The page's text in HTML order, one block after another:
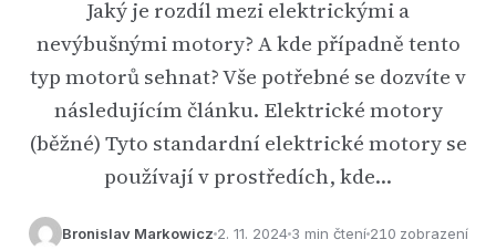
Jaký je rozdíl mezi elektrickými a
nevýbušnými motory? A kde případně tento
typ motorů sehnat? Vše potřebné se dozvíte v
následujícím článku. Elektrické motory
(běžné) Tyto standardní elektrické motory se
používají v prostředích, kde…
Bronislav Markowicz 2. 11. 20243 min čtení210 zobrazení